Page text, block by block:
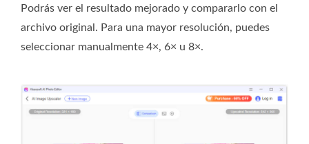
Podrás ver el resultado mejorado y compararlo con el
archivo original. Para una mayor resolución, puedes
seleccionar manualmente 4×, 6× u 8×.